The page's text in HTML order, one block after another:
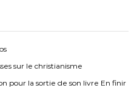
c
sur le christianisme
pour la sortie de son livre En finir